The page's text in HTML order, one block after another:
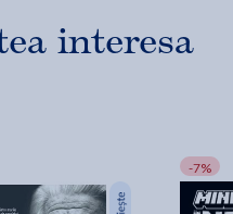
interesa
-7%